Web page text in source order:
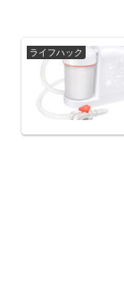
ライフハック